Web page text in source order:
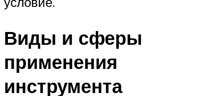
Виды и сферы
применения
инструмента